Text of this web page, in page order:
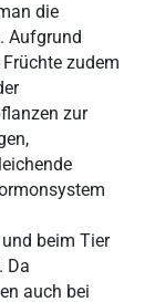
die
Aufgrund
zudem
zur
beim Tier
Da
auch bei